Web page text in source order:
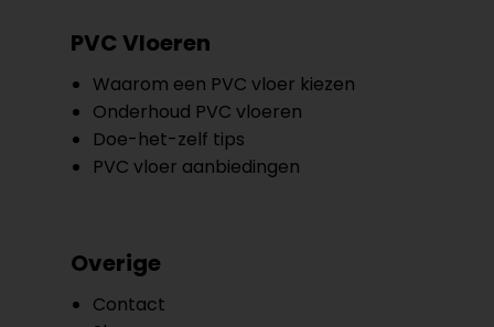
PVC Vloeren
Waarom een PVC vloer kiezen
Onderhoud PVC vloeren
Doe-het-zelf tips
PVC vloer aanbiedingen
Overige
Contact